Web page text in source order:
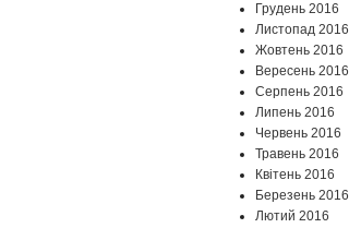
Грудень 2016
Листопад 2016
Жовтень 2016
Вересень 2016
Серпень 2016
Липень 2016
Червень 2016
Травень 2016
Квітень 2016
Березень 2016
Лютий 2016